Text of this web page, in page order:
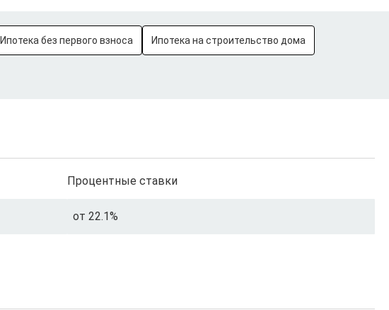
Ипотека без первого взноса Ипотека на строительство дома
Процентные ставки
от 22.1%